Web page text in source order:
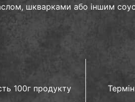
шкварками або іншим
100г продукту